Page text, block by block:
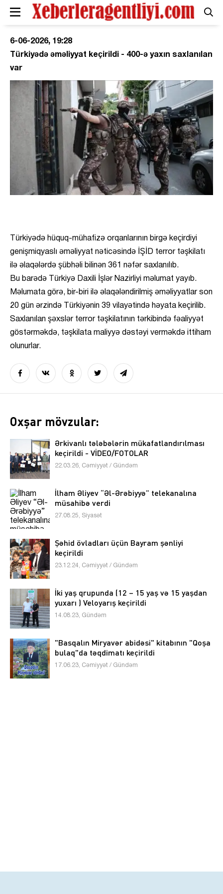
6-06-2026, 19:28
Türkiyədə əməliyyat keçirildi - 400-ə yaxın saxlanılan
var
Türkiyədə hüquq-mühafizə orqanlarının birgə keçirdiyi
genişmiqyaslı əməliyyat nəticəsində İŞİD terror təşkilatı
ilə əlaqələrdə şübhəli bilinən 361 nəfər saxlanılıb.
Bu barədə Türkiyə Daxili İşlər Nazirliyi məlumat yayıb.
Məlumata görə, bir-biri ilə əlaqələndirilmiş əməliyyatlar son
20 gün ərzində Türkiyənin 39 vilayətində həyata keçirilib.
Saxlanılan şəxslər terror təşkilatının tərkibində fəaliyyət
göstərməkdə, təşkilata maliyyə dəstəyi verməkdə ittiham
olunurlar.
Oxşar mövzular:
Ərkivanlı tələbələrin mükafatlandırılması
keçirildi - VİDEO/FOTOLAR
22.03.26, Cəmiyyət / Gündəm
İlham Əliyev “Əl-Ərəbiyyə” telekanalına
müsahibə verdi
27.08.25, Siyasət
Şəhid övladları üçün Bayram şənliyi
keçirildi
23.12.24, Cəmiyyət / Gündəm
İki yaş qrupunda (12 – 15 yaş və 15 yaşdan
yuxarı ) Veloyarış keçirildi
14.08.23, Gündəm
"Basqalın Miryavər abidəsi" kitabının "Qoşa
bulaq"da təqdimatı keçirildi
17.06.23, Cəmiyyət / Gündəm